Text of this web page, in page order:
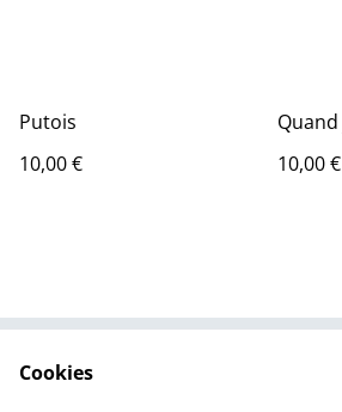
Putois
10,00 €
10,00 €
Cookies